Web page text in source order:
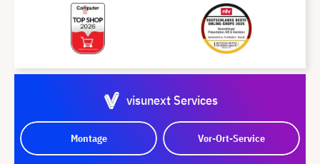
visunext Services
Montage Vor-Ort-Service